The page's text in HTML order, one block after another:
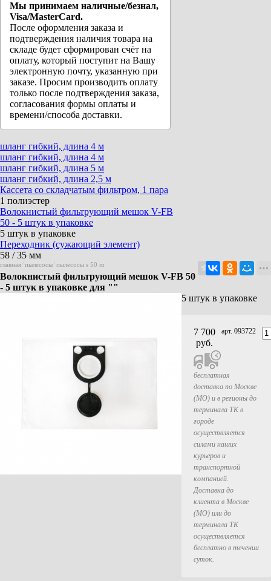
Мы принимаем наличные/безнал,
Visa/MasterCard.
После оформления заказа и
подтверждения наличия товара на
складе будет сформирован счёт на
оплату, который поступит на Вашу
электронную почту, указанную при
заказе. Просим производить оплату
только после подтверждения заказа,
согласования формы оплаты и
времени/способа доставки.
шланг гибкий, длина 4 м
шланг гибкий, длина 4 м
шланг гибкий, длина 5 м
шланг гибкий, длина 2,5 м
Кассета со складчатым фильтром, 1 пара
1 полиэстер
Волокнистый фильтрующий мешок V-FB
50 - 5 штук в упаковке
5 штук в упаковке
Переходник (сужающий элемент)
58 / 35 мм
главная / пылесосы / пылесосы s 50 m
Волокнистый фильтрующий мешок V-FB 50
- 5 штук в упаковке для ""
5 штук в упаковке
7 700
руб.
арт. 093722
бесплатная
доставка по Москве
(МО) и в регионы до
терминала ТК в
городе
осуществляется
силами наших
курьеров и
транспортной
компанией.
Доставка до
клиента в Москве
(МО) или до
терминала ТК
осуществляется
бесплатно в течении
суток.